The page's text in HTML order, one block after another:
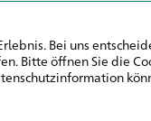
38
Egern
Bei uns
Bitte öffnen Sie die